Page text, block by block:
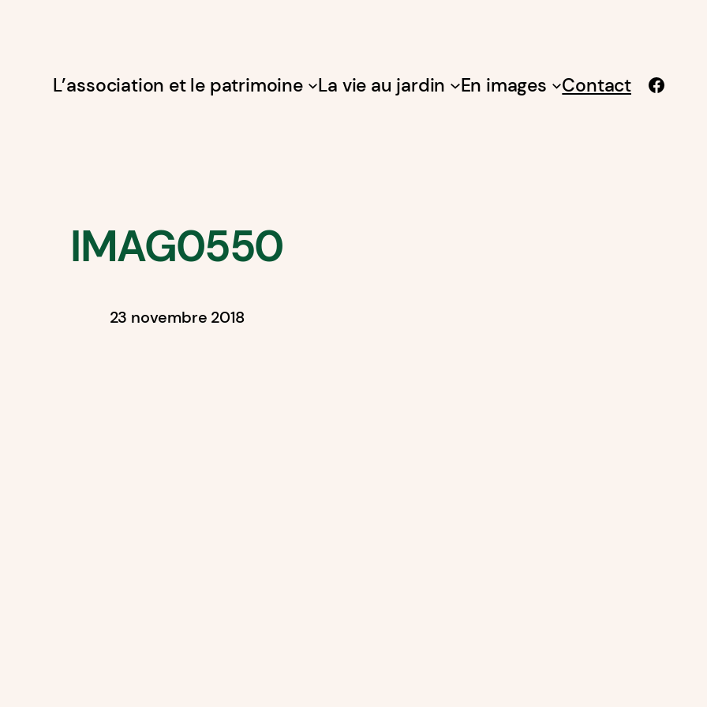
L’association et le patrimoine La vie au jardin En images Contact Facebook
IMAG0550
23 novembre 2018